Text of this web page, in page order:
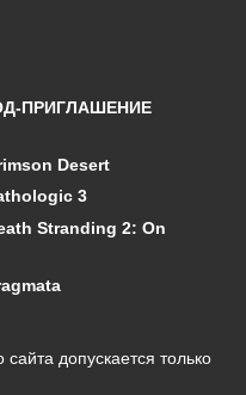
ПРИГЛАШЕНИЕ
Desert
3
Stranding 2: On
допускается только